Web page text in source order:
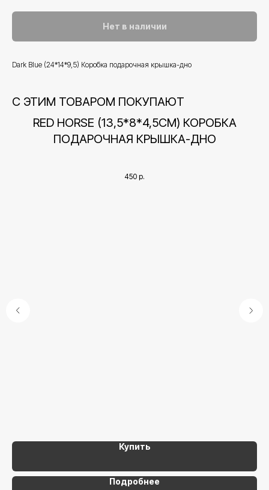
Нет в наличии
Dark Blue (24*14*9,5) Коробка подарочная крышка-дно
С ЭТИМ ТОВАРОМ ПОКУПАЮТ
RED HORSE (13,5*8*4,5СМ) КОРОБКА
ПОДАРОЧНАЯ КРЫШКА-ДНО
450 р.
Купить
Подробнее